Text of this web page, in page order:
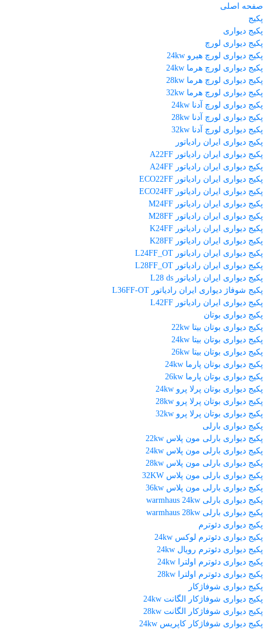
صفحه اصلی
پکیج
پکیج دیواری
پکیج دیواری لورچ
پکیج دیواری لورچ هیرو 24kw
پکیج دیواری لورچ هرما 24kw
پکیج دیواری لورچ هرما 28kw
پکیج دیواری لورچ هرما 32kw
پکیج دیواری لورچ آدنا 24kw
پکیج دیواری لورچ آدنا 28kw
پکیج دیواری لورچ آدنا 32kw
پکیج دیواری ایران رادیاتور
پکیج دیواری ایران رادیاتور A22FF
پکیج دیواری ایران رادیاتور A24FF
پکیج دیواری ایران رادیاتور ECO22FF
پکیج دیواری ایران رادیاتور ECO24FF
پکیج دیواری ایران رادیاتور M24FF
پکیج دیواری ایران رادیاتور M28FF
پکیج دیواری ایران رادیاتور K24FF
پکیج دیواری ایران رادیاتور K28FF
پکیج دیواری ایران رادیاتور L24FF_OT
پکیج دیواری ایران رادیاتور L28FF_OT
پکیج دیواری ایران رادیاتور L28 ds
پکیج شوفاژ دیواری ایران رادیاتور L36FF-OT
پکیج دیواری ایران رادیاتور L42FF
پکیج دیواری بوتان
پکیج دیواری بوتان بیتا 22kw
پکیج دیواری بوتان بیتا 24kw
پکیج دیواری بوتان بیتا 26kw
پکیج دیواری بوتان پارما 24kw
پکیج دیواری بوتان پارما 26kw
پکیج دیواری بوتان پرلا پرو 24kw
پکیج دیواری بوتان پرلا پرو 28kw
پکیج دیواری بوتان پرلا پرو 32kw
پکیج دیواری بارلی
پکیج دیواری بارلی مون پلاس 22kw
پکیج دیواری بارلی مون پلاس 24kw
پکیج دیواری بارلی مون پلاس 28kw
پکیج دیواری بارلی مون پلاس 32KW
پکیج دیواری بارلی مون پلاس 36kw
پکیج دیواری بارلی warmhaus 24kw
پکیج دیواری بارلی warmhaus 28kw
پکیج دیواری دئوترم
پکیج دیواری دئوترم لوکس 24kw
پکیج دیواری دئوترم رویال 24kw
پکیج دیواری دئوترم اولترا 24kw
پکیج دیواری دئوترم اولترا 28kw
پکیج دیواری شوفاژکار
پکیج دیواری شوفاژکار الگانت 24kw
پکیج دیواری شوفاژکار الگانت 28kw
پکیج دیواری شوفاژکار کاپریس 24kw